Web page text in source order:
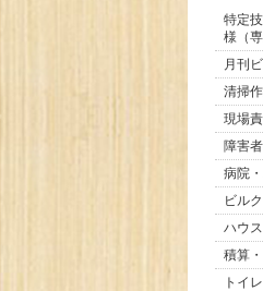
特定
様（
月刊
清掃
現場
障害
病院
ビル
ハウ
積算
トイ